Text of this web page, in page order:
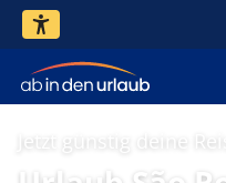
Jetzt günstig deine